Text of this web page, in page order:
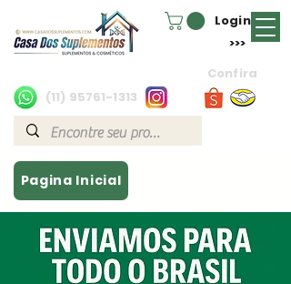
Login
(11) 95761-1313
>>>
Confira
Pagina Inicial